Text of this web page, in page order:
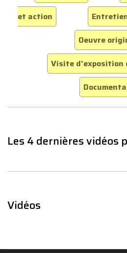
et action
Oeuvre
Visite
Les 4 dernières vidéos
Vidéos